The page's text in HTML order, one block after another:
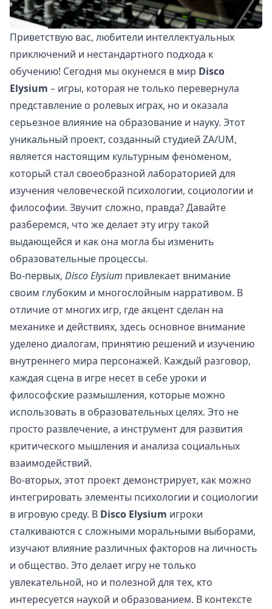
Приветствую вас, любители интеллектуальных
приключений и нестандартного подхода к
обучению! Сегодня мы окунемся в мир Disco
Elysium – игры, которая не только перевернула
представление о ролевых играх, но и оказала
серьезное влияние на образование и науку. Этот
уникальный проект, созданный студией ZA/UM,
является настоящим культурным феноменом,
который стал своеобразной лабораторией для
изучения человеческой психологии, социологии и
философии. Звучит сложно, правда? Давайте
разберемся, что же делает эту игру такой
выдающейся и как она могла бы изменить
образовательные процессы.
Во-первых, Disco Elysium привлекает внимание
своим глубоким и многослойным нарративом. В
отличие от многих игр, где акцент сделан на
механике и действиях, здесь основное внимание
уделено диалогам, принятию решений и изучению
внутреннего мира персонажей. Каждый разговор,
каждая сцена в игре несет в себе уроки и
философские размышления, которые можно
использовать в образовательных целях. Это не
просто развлечение, а инструмент для развития
критического мышления и анализа социальных
взаимодействий.
Во-вторых, этот проект демонстрирует, как можно
интегрировать элементы психологии и социологии
в игровую среду. В Disco Elysium игроки
сталкиваются с сложными моральными выборами,
изучают влияние различных факторов на личность
и общество. Это делает игру не только
увлекательной, но и полезной для тех, кто
интересуется наукой и образованием. В контексте